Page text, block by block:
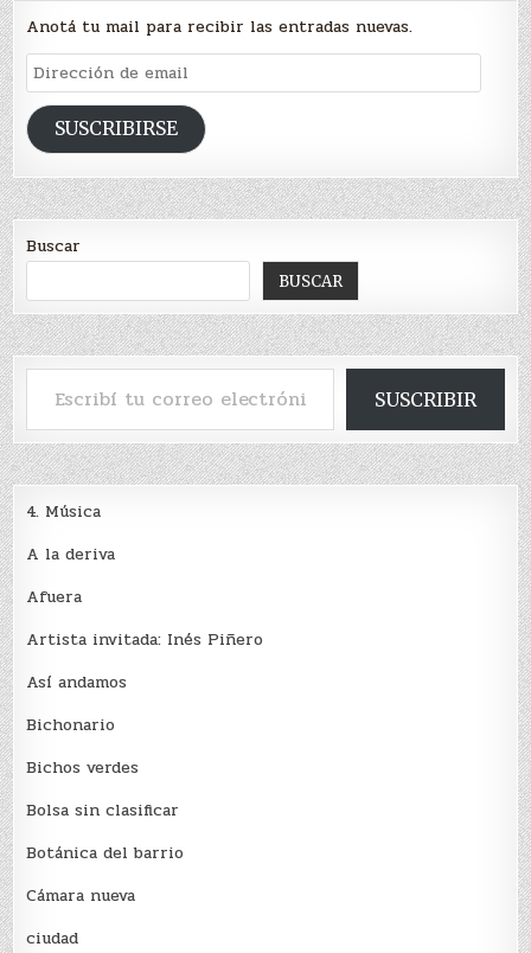
Anotá tu mail para recibir las entradas nuevas.
Dirección
de
emailSUSCRIBIRSE
Buscar
BUSCAR
Escribí tu correo electrónico…
SUSCRIBIR
4. Música
A la deriva
Afuera
Artista invitada: Inés Piñero
Así andamos
Bichonario
Bichos verdes
Bolsa sin clasificar
Botánica del barrio
Cámara nueva
ciudad